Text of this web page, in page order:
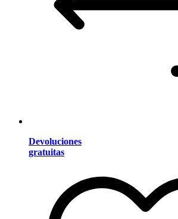
Devoluciones
gratuitas